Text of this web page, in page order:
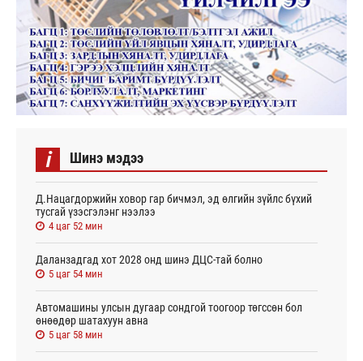
i Шинэ мэдээ
Д.Нацагдоржийн ховор гар бичмэл, эд өлгийн зүйлс бүхий
тусгай үзэсгэлэнг нээлээ
4 цаг 52 мин
Даланзадгад хот 2028 онд шинэ ДЦС-тай болно
5 цаг 54 мин
Автомашины улсын дугаар сондгой тоогоор төгссөн бол
өнөөдөр шатахуун авна
5 цаг 58 мин